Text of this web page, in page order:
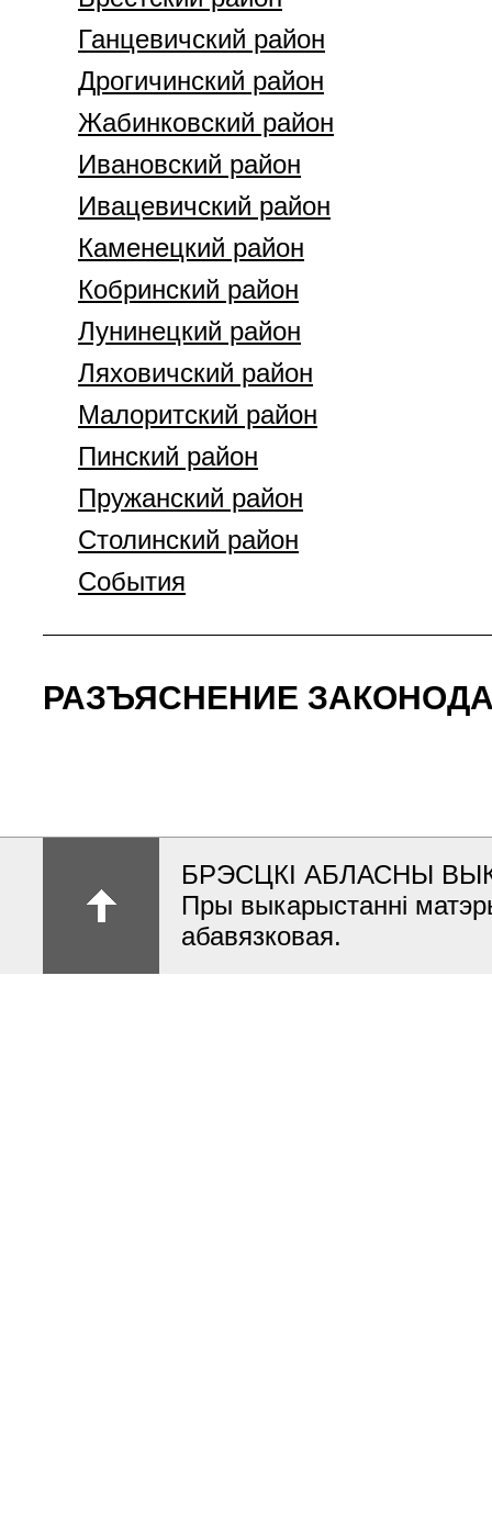
Ганцевичский район
Дрогичинский район
Жабинковский район
Ивановский район
Ивацевичский район
Каменецкий район
Кобринский район
Лунинецкий район
Ляховичский район
Малоритский район
Пинский район
Пружанский район
Столинский район
События
РАЗЪЯСНЕНИЕ
БРЭСЦКІ АБЛАСНЫ
Пры выкарыстанні
абавязковая.